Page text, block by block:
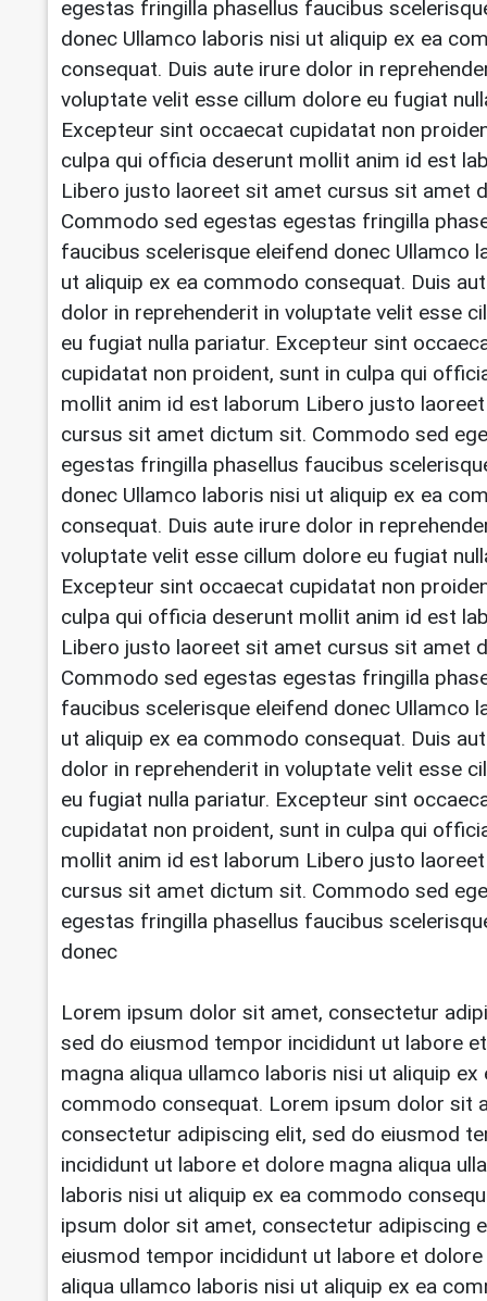
egestas fringilla phasellus faucibus
donec Ullamco laboris nisi ut aliquip ex ea
consequat. Duis aute irure dolor in
voluptate velit esse cillum dolore eu fugiat
Excepteur sint occaecat cupidatat non
culpa qui officia deserunt mollit anim id est
Libero justo laoreet sit amet cursus sit amet
Commodo sed egestas egestas fringilla
faucibus scelerisque eleifend donec Ullamco
ut aliquip ex ea commodo consequat. Duis
dolor in reprehenderit in voluptate velit esse
eu fugiat nulla pariatur. Excepteur sint
cupidatat non proident, sunt in culpa qui
mollit anim id est laborum Libero justo
cursus sit amet dictum sit. Commodo sed
egestas fringilla phasellus faucibus
donec Ullamco laboris nisi ut aliquip ex ea
consequat. Duis aute irure dolor in
voluptate velit esse cillum dolore eu fugiat
Excepteur sint occaecat cupidatat non
culpa qui officia deserunt mollit anim id est
Libero justo laoreet sit amet cursus sit amet
Commodo sed egestas egestas fringilla
faucibus scelerisque eleifend donec Ullamco
ut aliquip ex ea commodo consequat. Duis
dolor in reprehenderit in voluptate velit esse
eu fugiat nulla pariatur. Excepteur sint
cupidatat non proident, sunt in culpa qui
mollit anim id est laborum Libero justo
cursus sit amet dictum sit. Commodo sed
egestas fringilla phasellus faucibus
donec
Lorem ipsum dolor sit amet, consectetur
sed do eiusmod tempor incididunt ut labore
magna aliqua ullamco laboris nisi ut aliquip ex
commodo consequat. Lorem ipsum dolor sit
consectetur adipiscing elit, sed do eiusmod
incididunt ut labore et dolore magna aliqua
laboris nisi ut aliquip ex ea commodo
ipsum dolor sit amet, consectetur adipiscing
eiusmod tempor incididunt ut labore et
aliqua ullamco laboris nisi ut aliquip ex ea